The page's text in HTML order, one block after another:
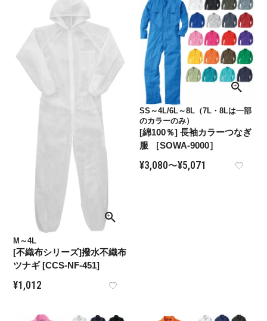
M～4L
[不織布シリーズ]撥水不織布
ツナギ [CCS-NF-451]
¥1,012
SS～4L/6L～8L（7L・8Lは一部
のカラーのみ）
[綿100％] 長袖カラーつなぎ
服 ［SOWA-9000］
¥3,080〜¥5,071